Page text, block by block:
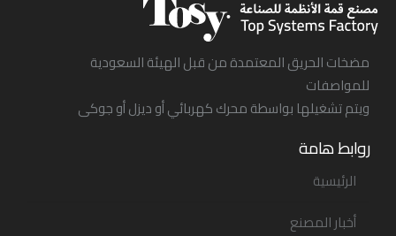
مضخات الحريق المعتمدة من قبل الهيئة السعودية
للمواصفات
ويتم تشغيلها بواسطة محرك كهربائي أو ديزل أو جوكى
روابط هامة
الرئيسية
أخبار المصنع